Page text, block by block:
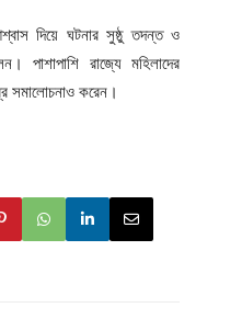
দিয়ে ঘটনার সুষ্ঠু তদন্ত ও
পাশাপাশি রাজ্যে মহিলাদের
সমালোচনাও করেন।